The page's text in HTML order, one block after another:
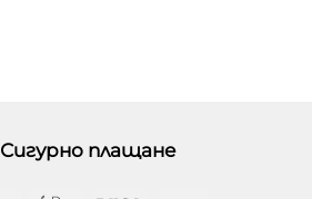
Сигурно плащане